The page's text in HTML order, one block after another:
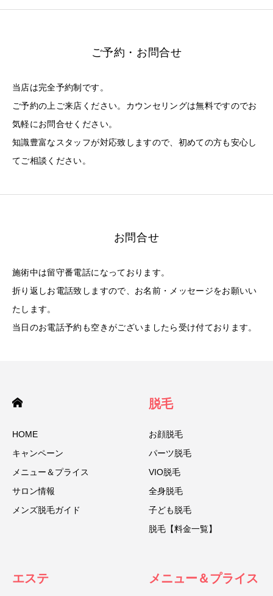
ご予約・お問合せ
当店は完全予約制です。
ご予約の上ご来店ください。カウンセリングは無料ですのでお
気軽にお問合せください。
知識豊富なスタッフが対応致しますので、初めての方も安心し
てご相談ください。
お問合せ
施術中は留守番電話になっております。
折り返しお電話致しますので、お名前・メッセージをお願いい
たします。
当日のお電話予約も空きがございましたら受け付ております。
HOME
キャンペーン
メニュー＆プライス
サロン情報
メンズ脱毛ガイド
脱毛
お顔脱毛
パーツ脱毛
VIO脱毛
全身脱毛
子ども脱毛
脱毛【料金一覧】
エステ メニュー＆プライス